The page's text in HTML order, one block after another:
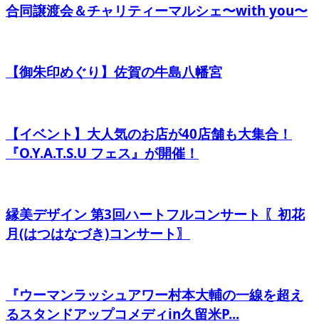
合同譲渡会＆チャリティーマルシェ〜with you〜
【御朱印めぐり】佐賀の牛島八幡宮
【イベント】大人気のお店が40店舗も大集合！
『O.Y.A.T.S.U フェス』が開催！
縁美デザイン 第3回ハートフルコンサート 〖初花
月(はつはなづき)コンサート〗
『ウーマンラッシュアワー村本大輔の一線を超え
るスタンドアップコメディin久留米P...